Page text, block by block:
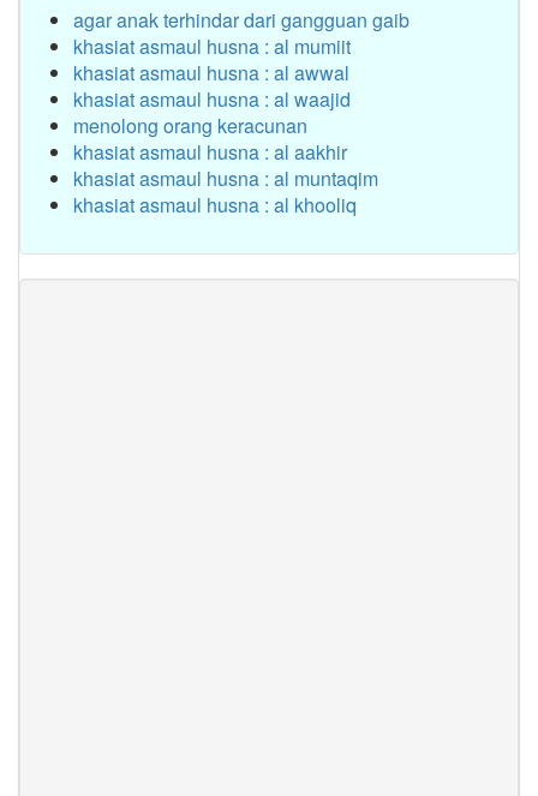
agar anak terhindar dari gangguan gaib
khasiat asmaul husna : al mumiit
khasiat asmaul husna : al awwal
khasiat asmaul husna : al waajid
menolong orang keracunan
khasiat asmaul husna : al aakhir
khasiat asmaul husna : al muntaqim
khasiat asmaul husna : al khooliq